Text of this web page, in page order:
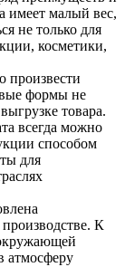
имеет малый вес,
не только для
косметики,
формы не
товара.
всегда можно
способом
для
К
атмосферу